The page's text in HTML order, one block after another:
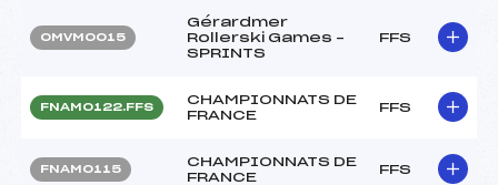
OMVM0015
Gérardmer
Rollerski Games –
SPRINTS
FFS
FNAM0122.FFS
CHAMPIONNATS DE
FRANCE
FFS
FNAM0115
CHAMPIONNATS DE
FRANCE
FFS